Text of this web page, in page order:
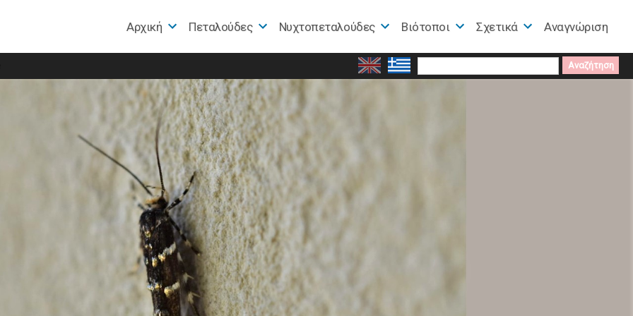
Αρχική Πεταλούδες Nυχτοπεταλούδες Βιότοποι Σχετικά Αναγνώριση
Search